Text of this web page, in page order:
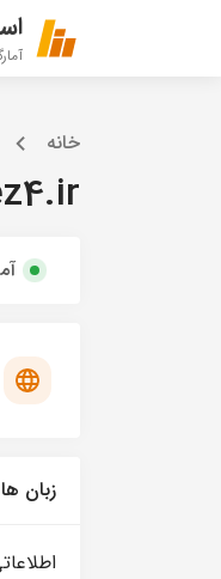
خانه
زبان ها